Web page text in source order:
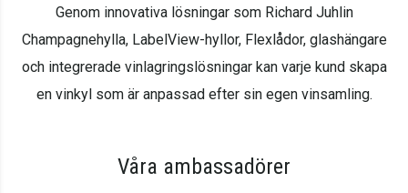
Genom innovativa lösningar som Richard Juhlin
Champagnehylla, LabelView-hyllor, Flexlådor, glashängare
och integrerade vinlagringslösningar kan varje kund skapa
en vinkyl som är anpassad efter sin egen vinsamling.
Våra ambassadörer